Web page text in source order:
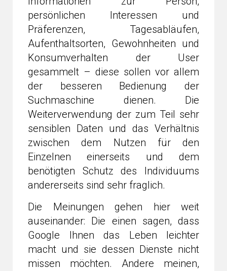
persönlichen Interessen und
Präferenzen, Tagesabläufen,
Aufenthaltsorten, Gewohnheiten und
Konsumverhalten der User
gesammelt – diese sollen vor allem
der besseren Bedienung der
Suchmaschine dienen. Die
Weiterverwendung der zum Teil sehr
sensiblen Daten und das Verhältnis
zwischen dem Nutzen für den
Einzelnen einerseits und dem
benötigten Schutz des Individuums
andererseits sind sehr fraglich.
Die Meinungen gehen hier weit
auseinander: Die einen sagen, dass
Google Ihnen das Leben leichter
macht und sie dessen Dienste nicht
missen möchten. Andere meinen,